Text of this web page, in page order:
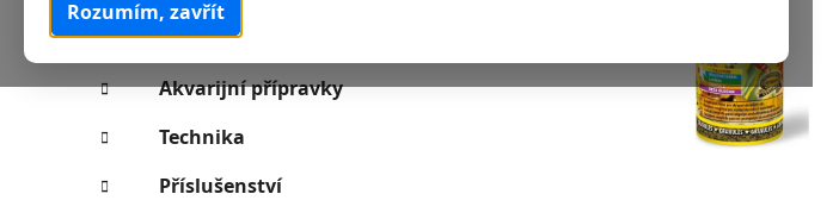
Rozumím, zavřít
a
n
n
í
p
a
r
i
e
Krmivo
Akvarijní přípravky
Technika
Příslušenství